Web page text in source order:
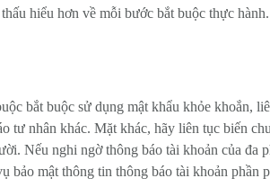
hiểu hơn về mỗi bước bắt buộc thực
bắt buộc sử dụng mật khẩu khỏe khoắn,
nhân khác. Mặt khác, hãy liên tục biến
Nếu nghi ngờ thông báo tài khoản của đa
mật thông tin thông báo tài khoản phần